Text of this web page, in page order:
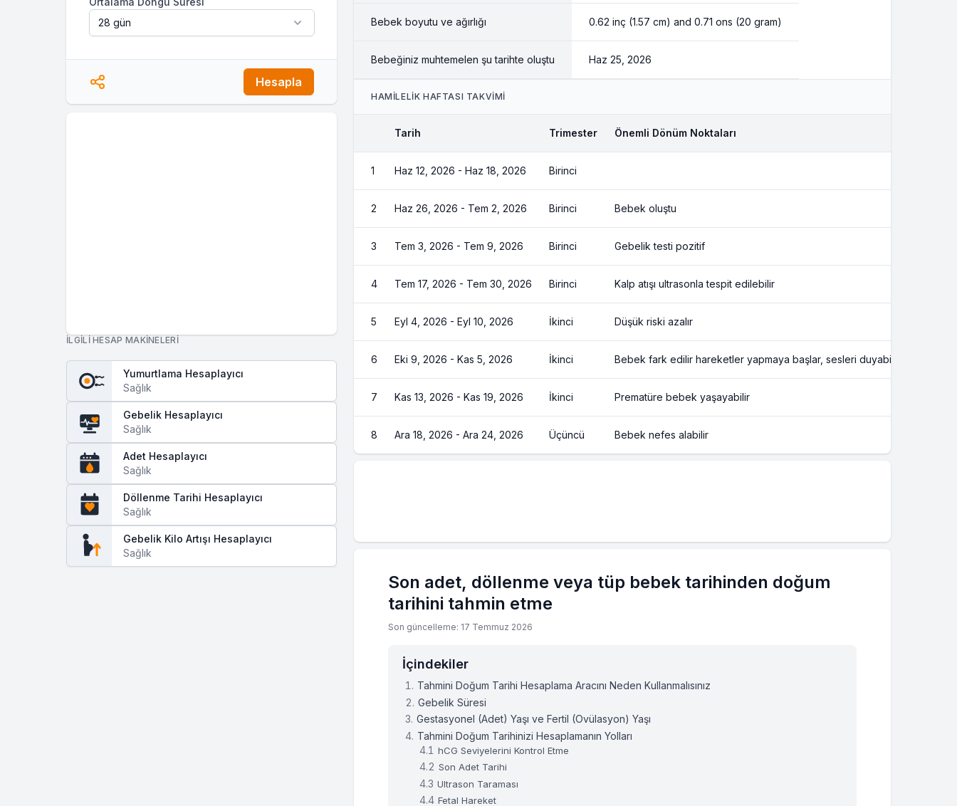
Hesapla
İLGILI HESAP MAKINELERI
Yumurtlama Hesaplayıcı
Sağlık
Gebelik Hesaplayıcı
Sağlık
Adet Hesaplayıcı
Sağlık
Döllenme Tarihi Hesaplayıcı
Sağlık
Gebelik Kilo Artışı Hesaplayıcı
Sağlık
Bebek boyutu ve ağırlığı 0.62 inç (1.57 cm) and 0.71 ons (20 gram)
Bebeğiniz muhtemelen şu tarihte oluştu Haz 25, 2026
HAMİLELİK HAFTASI TAKVİMİ
Tarih Trimester Önemli Dönüm Noktaları
1 Haz 12, 2026 - Haz 18, 2026 Birinci
2 Haz 26, 2026 - Tem 2, 2026 Birinci Bebek oluştu
3 Tem 3, 2026 - Tem 9, 2026 Birinci Gebelik testi pozitif
4 Tem 17, 2026 - Tem 30, 2026 Birinci Kalp atışı ultrasonla tespit edilebilir
5 Eyl 4, 2026 - Eyl 10, 2026 İkinci Düşük riski azalır
6 Eki 9, 2026 - Kas 5, 2026 İkinci Bebek fark edilir hareketler yapmaya başlar, sesleri duyabilir ve
7 Kas 13, 2026 - Kas 19, 2026 İkinci Prematüre bebek yaşayabilir
8 Ara 18, 2026 - Ara 24, 2026 Üçüncü Bebek nefes alabilir
Son adet, döllenme veya tüp bebek tarihinden doğum
tarihini tahmin etme
Son güncelleme: 17 Temmuz 2026
İçindekiler
Tahmini Doğum Tarihi Hesaplama Aracını Neden Kullanmalısınız
Gebelik Süresi
Gestasyonel (Adet) Yaşı ve Fertil (Ovülasyon) Yaşı
Tahmini Doğum Tarihinizi Hesaplamanın Yolları
hCG Seviyelerini Kontrol Etme
Son Adet Tarihi
Ultrason Taraması
Fetal Hareket